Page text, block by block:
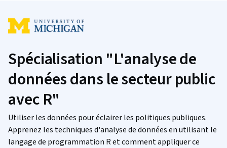
Spécialisation "L'analyse de
données dans le secteur public
avec R"
Utiliser les données pour éclairer les politiques publiques.
Apprenez les techniques d'analyse de données en utilisant le
langage de programmation R et comment appliquer ce